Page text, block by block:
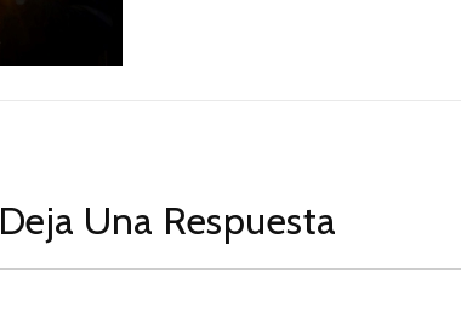
Deja Una Respuesta